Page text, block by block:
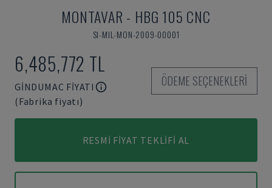
MONTAVAR - HBG 105 CNC
SI-MIL-MON-2009-00001
6,485,772 TL
GINDUMAC FIYATI
(Fabrika fiyatı)
ÖDEME SEÇENEKLERI
RESMI FIYAT TEKLIFI AL